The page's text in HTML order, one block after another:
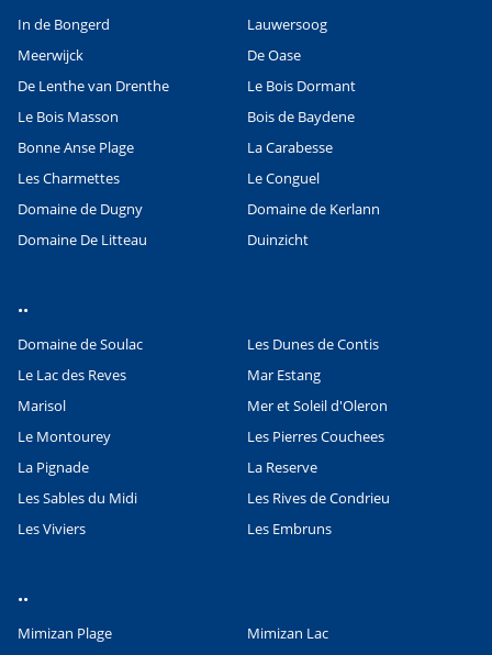
In de Bongerd
Lauwersoog
Meerwijck
De Oase
De Lenthe van Drenthe
Le Bois Dormant
Le Bois Masson
Bois de Baydene
Bonne Anse Plage
La Carabesse
Les Charmettes
Le Conguel
Domaine de Dugny
Domaine de Kerlann
Domaine De Litteau
Duinzicht
..
Domaine de Soulac
Les Dunes de Contis
Le Lac des Reves
Mar Estang
Marisol
Mer et Soleil d'Oleron
Le Montourey
Les Pierres Couchees
La Pignade
La Reserve
Les Sables du Midi
Les Rives de Condrieu
Les Viviers
Les Embruns
..
Mimizan Plage
Mimizan Lac